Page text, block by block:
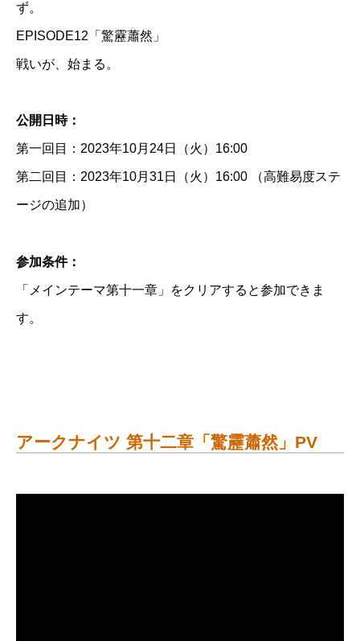
ず。
EPISODE12「驚靂蕭然」
戦いが、始まる。
公開日時：
第一回目：2023年10月24日（火）16:00
第二回目：2023年10月31日（火）16:00 （高難易度ステ
ージの追加）
参加条件：
「メインテーマ第十一章」をクリアすると参加できま
す。
アークナイツ 第十二章「驚靂蕭然」PV